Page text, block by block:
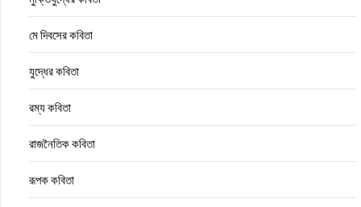
মে দিবসের কবিতা
যুদ্ধের কবিতা
রম্য কবিতা
রাজনৈতিক কবিতা
রূপক কবিতা